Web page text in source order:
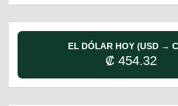
EL DÓLAR HOY (USD →
₡ 454.32